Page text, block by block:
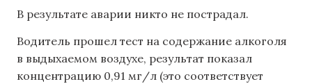
В результате аварии никто не пострадал.
Водитель прошел тест на содержание алкоголя
в выдыхаемом воздухе, результат показал
концентрацию 0,91 мг/л (это соответствует